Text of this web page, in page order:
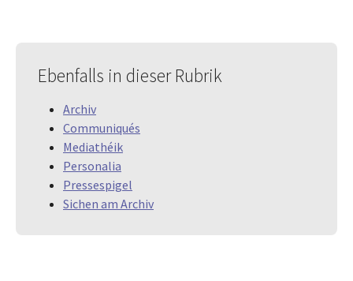
Ebenfalls in dieser Rubrik
Archiv
Communiqués
Mediathéik
Personalia
Pressespigel
Sichen am Archiv